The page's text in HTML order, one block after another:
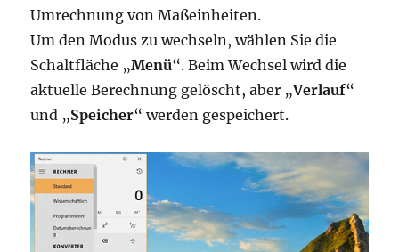
Umrechnung von Maßeinheiten.
Um den Modus zu wechseln, wählen Sie die
Schaltfläche „Menü“. Beim Wechsel wird die
aktuelle Berechnung gelöscht, aber „Verlauf“
und „Speicher“ werden gespeichert.